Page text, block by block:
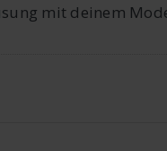
mit deinem